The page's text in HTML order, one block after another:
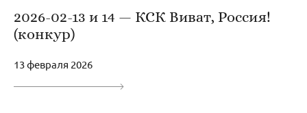
2026-02-13 и 14 — КСК Виват, Россия!
(конкур)
13 февраля 2026